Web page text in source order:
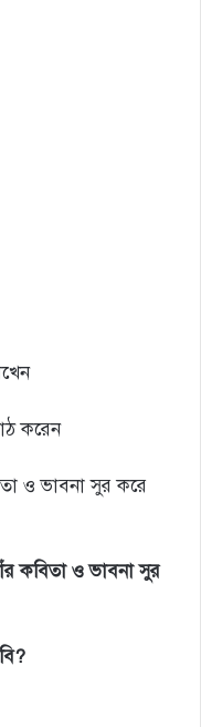
করেন
ও ভাবনা সুর করে
কবিতা ও ভাবনা সুর